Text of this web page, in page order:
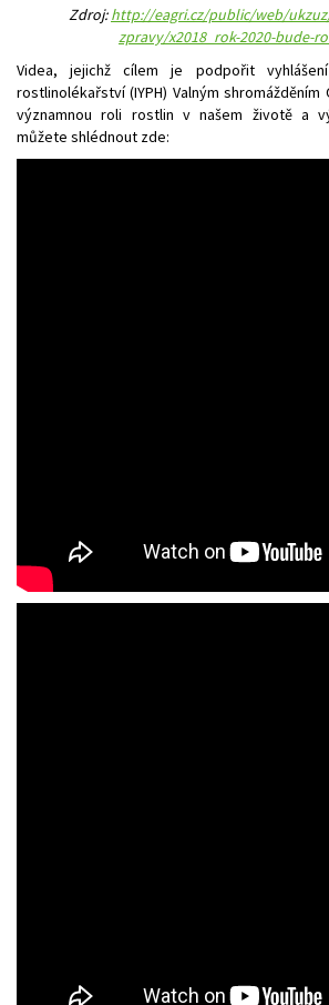
Zdroj:http://eagri.cz/public/web/
zpravy/x2018_rok-2020-bude-
Videa, jejichž cílem je podpořit
rostlinolékařství (IYPH) Valným
významnou roli rostlin v našem životě a
můžete shlédnout zde: